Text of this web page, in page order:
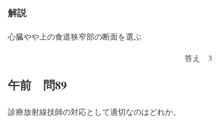
解説
心臓やや上の食道狭窄部の断面を選ぶ
答え 3
午前 問89
診療放射線技師の対応として適切なのはどれか。